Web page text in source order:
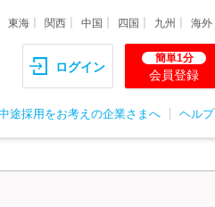
東海 関西 中国 四国 九州 海外
ログイン
簡単1分
会員登録
途採用をお考えの企業さまへ ヘルプ